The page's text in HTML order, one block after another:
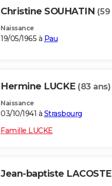
Christine SOUHATIN (59
Naissance
19/05/1965 à Pau
Hermine LUCKE (83 ans)
Naissance
03/10/1941 à Strasbourg
Famille LUCKE
Jean-baptiste LACOSTE